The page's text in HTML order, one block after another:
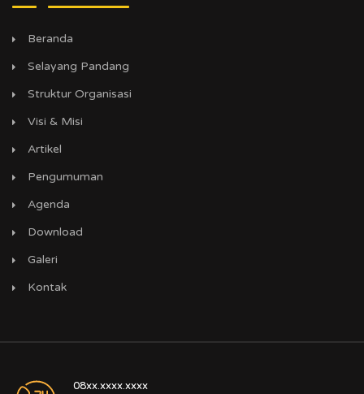
Beranda
Selayang Pandang
Struktur Organisasi
Visi & Misi
Artikel
Pengumuman
Agenda
Download
Galeri
Kontak
08xx.xxxx.xxxx